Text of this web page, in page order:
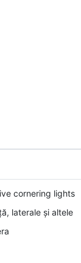
cornering lights
laterale și altele